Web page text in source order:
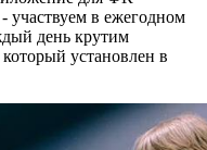
в ежегодном
день крутим
установлен в